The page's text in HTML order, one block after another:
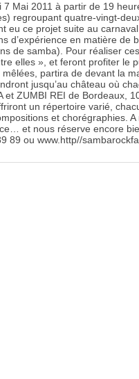
7 Mai 2011 à partir de 19
regroupant quatre-vingt-
eu ce projet suite au
d’expérience en matière de
de samba). Pour réaliser
elles », et feront profiter le
partira de devant la
jusqu’au château où
et ZUMBI REI de Bordeaux,
un répertoire varié,
et chorégraphies.
et nous réserve encore
89 ou www.http//